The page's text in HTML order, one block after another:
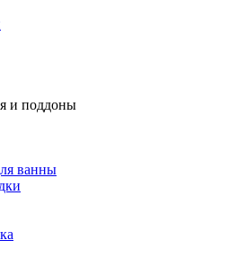
и поддоны
ванны